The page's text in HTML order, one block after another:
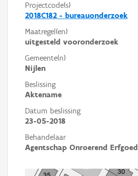
Projectcode(s)
2018C182 - bureauonderzoek
Maatregel(en)
uitgesteld vooronderzoek
Gemeente(n)
Nijlen
Beslissing
Aktename
Datum beslissing
23-05-2018
Behandelaar
Agentschap Onroerend Erfgoed